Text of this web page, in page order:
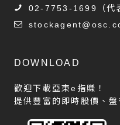
02-7753-1699
（代
DOWNLOAD
歡迎下載亞東e指賺！
提供豐富的即時股價、